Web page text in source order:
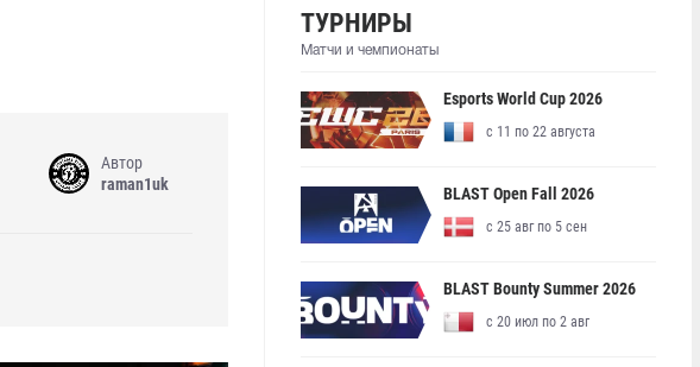
Автор
raman1uk
ТУРНИРЫ
Матчи и чемпионаты
Esports World Cup 2026
с 11 по 22 августа
BLAST Open Fall 2026
с 25 авг по 5 сен
BLAST Bounty Summer 2026
с 20 июл по 2 авг